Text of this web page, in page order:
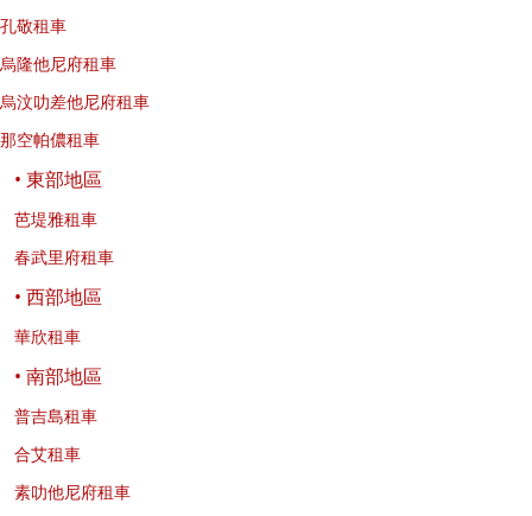
孔敬租車
烏隆他尼府租車
烏汶叻差他尼府租車
那空帕儂租車
• 東部地區
芭堤雅租車
春武里府租車
• 西部地區
華欣租車
• 南部地區
普吉島租車
合艾租車
素叻他尼府租車